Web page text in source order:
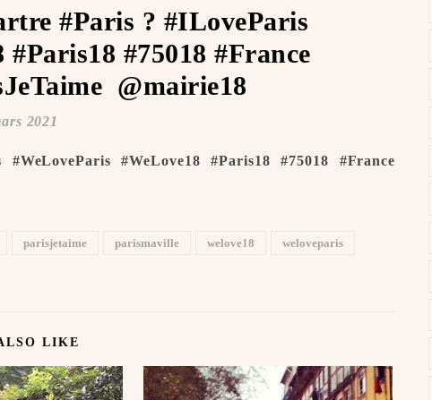
#Paris ? #ILoveParis
#75018 #France
@mairie18
2021
#WeLove18 #Paris18 #75018 #France
parisjetaime parismaville welove18 weloveparis
LIKE